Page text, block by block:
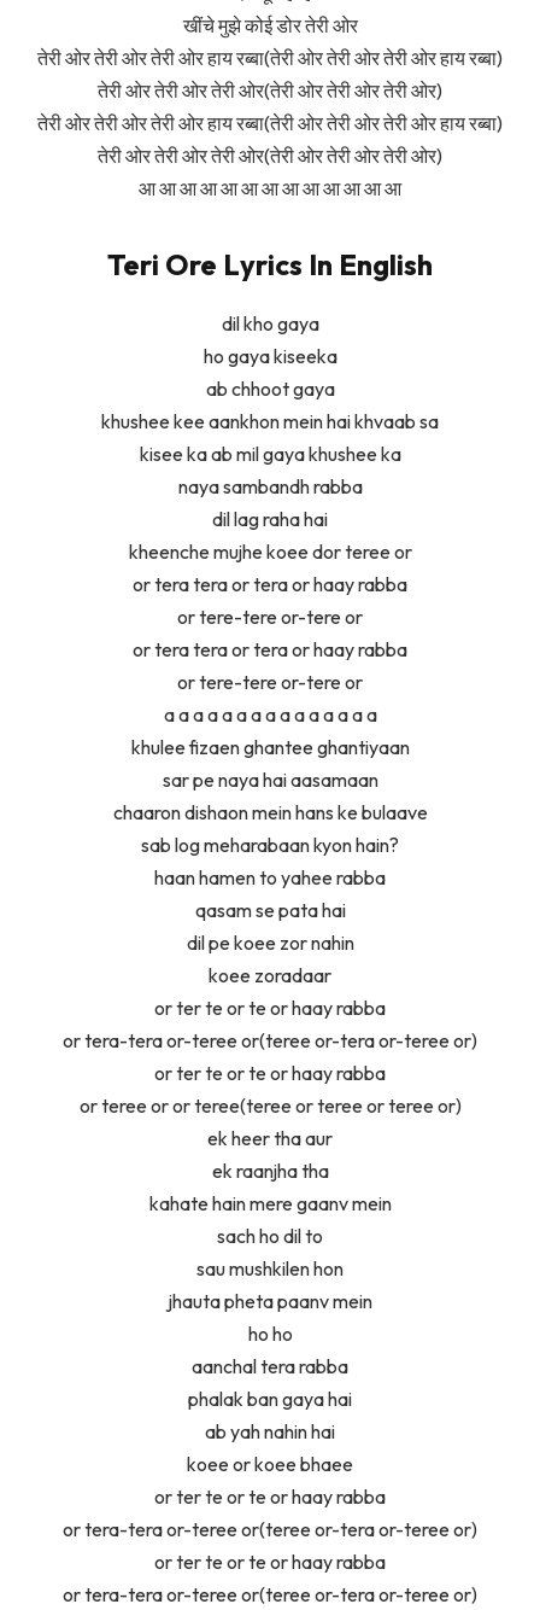
खींचे मुझे कोई डोर तेरी ओर
तेरी ओर तेरी ओर तेरी ओर हाय रब्बा(तेरी ओर तेरी ओर तेरी ओर हाय रब्बा)
तेरी ओर तेरी ओर तेरी ओर(तेरी ओर तेरी ओर तेरी ओर)
तेरी ओर तेरी ओर तेरी ओर हाय रब्बा(तेरी ओर तेरी ओर तेरी ओर हाय रब्बा)
तेरी ओर तेरी ओर तेरी ओर(तेरी ओर तेरी ओर तेरी ओर)
आ आ आ आ आ आ आ आ आ आ आ आ आ
Teri Ore Lyrics In English
dil kho gaya
ho gaya kiseeka
ab chhoot gaya
khushee kee aankhon mein hai khvaab sa
kisee ka ab mil gaya khushee ka
naya sambandh rabba
dil lag raha hai
kheenche mujhe koee dor teree or
or tera tera or tera or haay rabba
or tere-tere or-tere or
or tera tera or tera or haay rabba
or tere-tere or-tere or
a a a a a a a a a a a a a a a
khulee fizaen ghantee ghantiyaan
sar pe naya hai aasamaan
chaaron dishaon mein hans ke bulaave
sab log meharabaan kyon hain?
haan hamen to yahee rabba
qasam se pata hai
dil pe koee zor nahin
koee zoradaar
or ter te or te or haay rabba
or tera-tera or-teree or(teree or-tera or-teree or)
or ter te or te or haay rabba
or teree or or teree(teree or teree or teree or)
ek heer tha aur
ek raanjha tha
kahate hain mere gaanv mein
sach ho dil to
sau mushkilen hon
jhauta pheta paanv mein
ho ho
aanchal tera rabba
phalak ban gaya hai
ab yah nahin hai
koee or koee bhaee
or ter te or te or haay rabba
or tera-tera or-teree or(teree or-tera or-teree or)
or ter te or te or haay rabba
or tera-tera or-teree or(teree or-tera or-teree or)